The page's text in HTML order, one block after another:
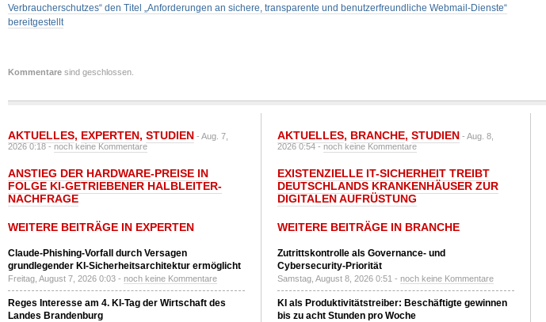
Verbraucherschutzes“ den Titel „Anforderungen an sichere, transparente und benutzerfreundliche Webmail-Dienste“
bereitgestellt
Kommentare sind geschlossen.
AKTUELLES, EXPERTEN, STUDIEN - Aug. 7,
2026 0:18 -noch keine Kommentare
ANSTIEG DER HARDWARE-PREISE IN
FOLGE KI-GETRIEBENER HALBLEITER-
NACHFRAGE
WEITERE BEITRÄGE IN EXPERTEN
Claude-Phishing-Vorfall durch Versagen
grundlegender KI-Sicherheitsarchitektur ermöglicht
Freitag, August 7, 2026 0:03 - noch keine Kommentare
Reges Interesse am 4. KI-Tag der Wirtschaft des
Landes Brandenburg
AKTUELLES, BRANCHE, STUDIEN - Aug. 8,
2026 0:54 -noch keine Kommentare
EXISTENZIELLE IT-SICHERHEIT TREIBT
DEUTSCHLANDS KRANKENHÄUSER ZUR
DIGITALEN AUFRÜSTUNG
WEITERE BEITRÄGE IN BRANCHE
Zutrittskontrolle als Governance- und
Cybersecurity-Priorität
Samstag, August 8, 2026 0:51 - noch keine Kommentare
KI als Produktivitätstreiber: Beschäftigte gewinnen
bis zu acht Stunden pro Woche